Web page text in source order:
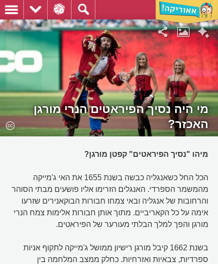
מי היה נסיך הפיראטים הנרי מורגן
האכזר?
מיהו "נסיך הפיראטים" קפטן מורגן?
הכל החל כשאנגליה כבשה בשנת 1655 את האי ג'מייקה
מהמשמר הספרדי. האנגלים הזרימו אליו פושעים מבתי הסוהר
והרחובות של אנגליה ובאי צמחו חבורות הבוקאנירים שזרעו
אימה על כל הקאריביים. מתוך אותן חבורות אלימות צמח הנרי
מורגן והפך למלך הבלתי מעורער של הפיראטים.
בשנת 1662 קיבל מורגן רישיון ממושל ג'מייקה לתקוף אניות
ספרדיות, צבאיות ואזרחיות. כחלק ממצב המלחמה בין